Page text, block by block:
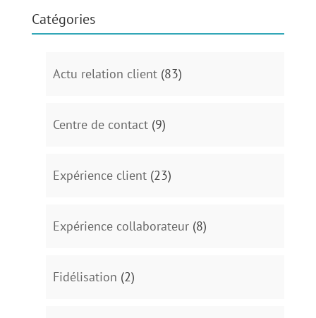
Catégories
Actu relation client(83)
Centre de contact(9)
Expérience client(23)
Expérience collaborateur(8)
Fidélisation (2)